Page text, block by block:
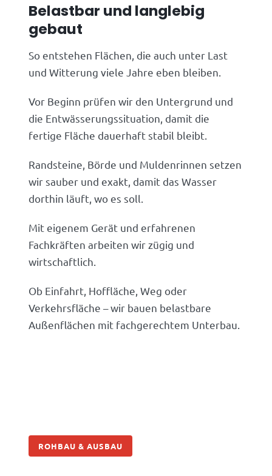
Belastbar und langlebig
gebaut
So entstehen Flächen, die auch unter Last
und Witterung viele Jahre eben bleiben.
Vor Beginn prüfen wir den Untergrund und
die Entwässerungssituation, damit die
fertige Fläche dauerhaft stabil bleibt.
Randsteine, Börde und Muldenrinnen setzen
wir sauber und exakt, damit das Wasser
dorthin läuft, wo es soll.
Mit eigenem Gerät und erfahrenen
Fachkräften arbeiten wir zügig und
wirtschaftlich.
Ob Einfahrt, Hoffläche, Weg oder
Verkehrsfläche – wir bauen belastbare
Außenflächen mit fachgerechtem Unterbau.
ROHBAU & AUSBAU